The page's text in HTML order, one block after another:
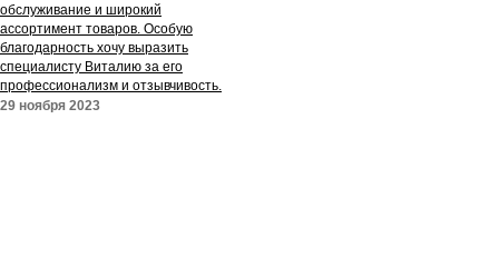
обслуживание и широкий
ассортимент товаров. Особую
благодарность хочу выразить
специалисту Виталию за его
профессионализм и отзывчивость.
29 ноября 2023